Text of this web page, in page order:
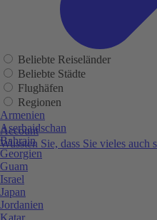
Account
Wussten Sie, dass Sie vieles auch
Beliebte Reiseländer
Beliebte Städte
Flughäfen
Regionen
Armenien
Aserbaidschan
Bahrain
Georgien
Guam
Israel
Japan
Jordanien
Katar